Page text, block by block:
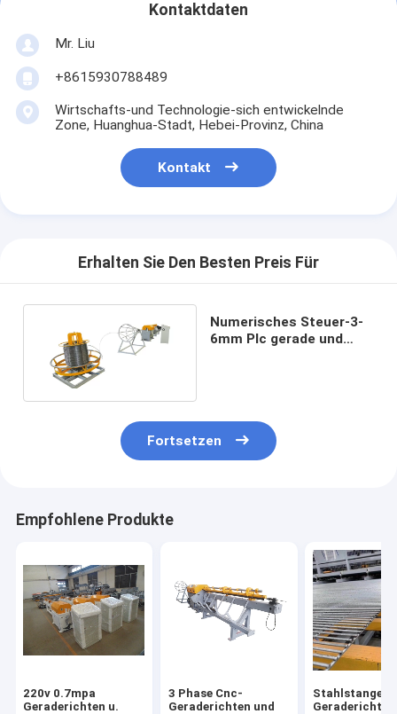
Kontaktdaten
Mr. Liu
+8615930788489
Wirtschafts-und Technologie-sich entwickelnde
Zone, Huanghua-Stadt, Hebei-Provinz, China
Kontakt
Erhalten Sie Den Besten Preis Für
Numerisches Steuer-3-
6mm Plc gerade und
Fortsetzen
Empfohlene Produkte
220v 0.7mpa
Geraderichten u.
3 Phase Cnc-
Geraderichten und
Geraderichten